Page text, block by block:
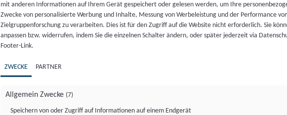
mit anderen Informationen auf Ihrem Gerät gespeichert oder gelesen werden, um Ihre
Zwecke von personalisierte Werbung und Inhalte, Messung von Werbeleistung und der Performance
Zielgruppenforschung zu verarbeiten. Dies ist für den Zugriff auf die Website nicht erforderlich. Sie
anpassen bzw. widerrufen, indem Sie die einzelnen Schalter ändern, oder später jederzeit via
Footer-Link.
ZWECKE PARTNER
Allgemein Zwecke (7)
Speichern von oder Zugriff auf Informationen auf einem Endgerät